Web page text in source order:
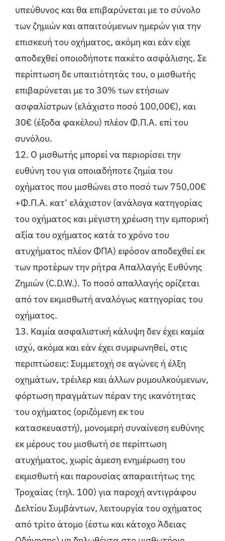
υπεύθυνος και θα επιβαρύνεται με το σύνολο
των ζημιών και απαιτούμενων ημερών για την
επισκευή του οχήματος, ακόμη και εάν είχε
αποδεχθεί οποιοδήποτε πακέτο ασφάλισης. Σε
περίπτωση δε υπαιτιότητάς του, ο μισθωτής
επιβαρύνεται με το 30% των ετήσιων
ασφαλίστρων (ελάχιστο ποσό 100,00€), και
30€ (έξοδα φακέλου) πλέον Φ.Π.Α. επί του
συνόλου.
12. Ο μισθωτής μπορεί να περιορίσει την
ευθύνη του για οποιαδήποτε ζημία του
οχήματος που μισθώνει στο ποσό των 750,00€
+Φ.Π.Α. κατ’ ελάχιστον (ανάλογα κατηγορίας
του οχήματος και μέγιστη χρέωση την εμπορική
αξία του οχήματος κατά το χρόνο του
ατυχήματος πλέον ΦΠΑ) εφόσον αποδεχθεί εκ
των προτέρων την ρήτρα Απαλλαγής Ευθύνης
Ζημιών (C.D.W.). Το ποσό απαλλαγής ορίζεται
από τον εκμισθωτή αναλόγως κατηγορίας του
οχήματος.
13. Καμία ασφαλιστική κάλυψη δεν έχει καμία
ισχύ, ακόμα και εάν έχει συμφωνηθεί, στις
περιπτώσεις: Συμμετοχή σε αγώνες ή έλξη
οχημάτων, τρέιλερ και άλλων ρυμουλκούμενων,
φόρτωση πραγμάτων πέραν της ικανότητας
του οχήματος (οριζόμενη εκ του
κατασκευαστή), μονομερή συναίνεση ευθύνης
εκ μέρους του μισθωτή σε περίπτωση
ατυχήματος, χωρίς άμεση ενημέρωση του
εκμισθωτή και παρουσίας απαραιτήτως της
Τροχαίας (τηλ. 100) για παροχή αντιγράφου
Δελτίου Συμβάντων, λειτουργία του οχήματος
από τρίτο άτομο (έστω και κάτοχο Άδειας